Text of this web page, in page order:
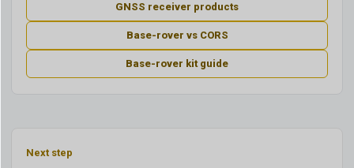
GNSS receiver products
Base-rover vs CORS
Base-rover kit guide
Next step